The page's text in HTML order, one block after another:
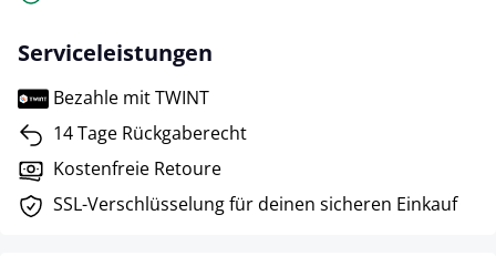
Serviceleistungen
Bezahle mit TWINT
14 Tage Rückgaberecht
Kostenfreie Retoure
SSL-Verschlüsselung für deinen sicheren Einkauf